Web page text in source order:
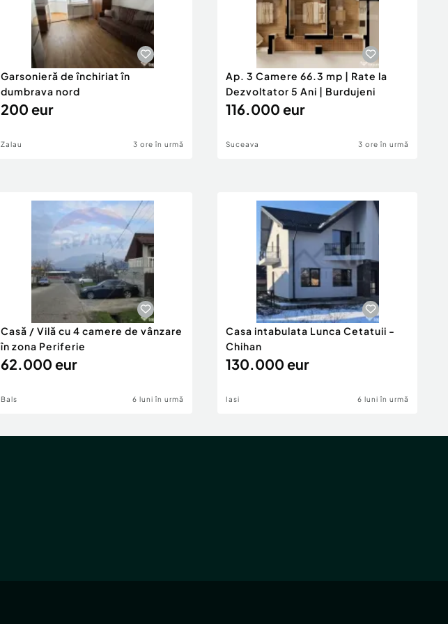
Garsonieră de închiriat în
dumbrava nord
200 eur
Zalau 3 ore în urmă
Ap. 3 Camere 66.3 mp | Rate la
Dezvoltator 5 Ani | Burdujeni
116.000 eur
Suceava 3 ore în urmă
Casă / Vilă cu 4 camere de vânzare
în zona Periferie
62.000 eur
Bals 6 luni în urmă
Casa intabulata Lunca Cetatuii -
Chihan
130.000 eur
Iasi 6 luni în urmă